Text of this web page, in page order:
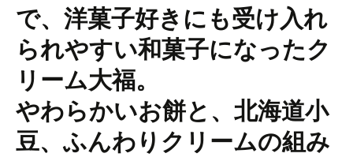
で、洋菓子好きにも受け入れ
られやすい和菓子になったク
リーム大福。
やわらかいお餅と、北海道小
豆、ふんわりクリームの組み